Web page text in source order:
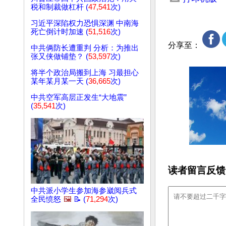
税和制裁做杠杆 (47,541次)
习近平深陷权力恐惧深渊 中南海
死亡倒计时加速 (51,516次)
中共俩防长遭重判 分析：为推出
张又侠做铺垫？ (53,597次)
将半个政治局搬到上海 习最担心
某年某月某一天 (36,665次)
中共空军高层正发生“大地震”
(35,541次)
中共派小学生参加海参崴阅兵式
全民愤怒 🖼️ 📝 (71,294次)
分享至：
读者留言反